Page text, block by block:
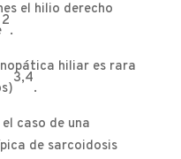
el hilio derecho
2
.
hiliar es rara
3,4
.
caso de una
de sarcoidosis